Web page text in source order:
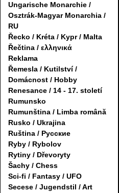
Ungarische Monarchie /
Osztrák-Magyar Monarchia /
RU
Řecko / Kréta / Kypr / Malta
Řečtina / ελληνικά
Reklama
Řemesla / Kutilství /
Domácnost / Hobby
Renesance / 14 - 17. století
Rumunsko
Rumunština / Limba română
Rusko / Ukrajina
Ruština / Русские
Ryby / Rybolov
Rytiny / Dřevoryty
Šachy / Chess
Sci-fi / Fantasy / UFO
Secese / Jugendstil / Art